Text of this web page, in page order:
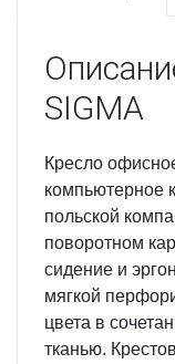
SIGMA
Кресло
компьютерное
польской
поворотном
сидение и
мягкой
цвета в
тканью.